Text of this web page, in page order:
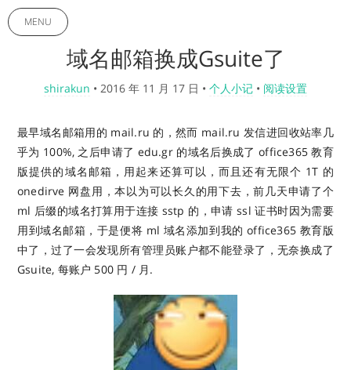
MENU
域名邮箱换成Gsuite了
shirakun • 2016 年 11 月 17 日 • 个人小记 • 阅读设置
最早域名邮箱用的 mail.ru 的，然而 mail.ru 发信进回收站率几
乎为 100%, 之后申请了 edu.gr 的域名后换成了 office365 教育
版提供的域名邮箱，用起来还算可以，而且还有无限个 1T 的
onedirve 网盘用，本以为可以长久的用下去，前几天申请了个
ml 后缀的域名打算用于连接 sstp 的，申请 ssl 证书时因为需要
用到域名邮箱，于是便将 ml 域名添加到我的 office365 教育版
中了，过了一会发现所有管理员账户都不能登录了，无奈换成了
Gsuite, 每账户 500 円 / 月.